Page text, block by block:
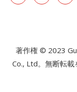
著作権 © 2023
Co., Ltd。無断転載